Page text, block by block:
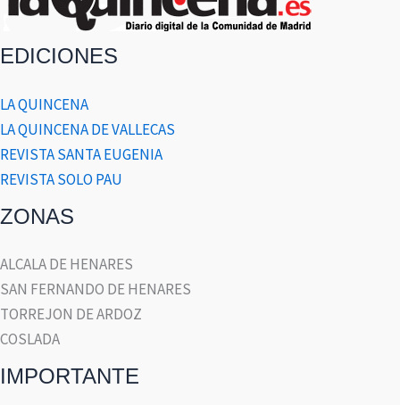
EDICIONES
LA QUINCENA
LA QUINCENA DE VALLECAS
REVISTA SANTA EUGENIA
REVISTA SOLO PAU
ZONAS
ALCALA DE HENARES
SAN FERNANDO DE HENARES
TORREJON DE ARDOZ
COSLADA
IMPORTANTE